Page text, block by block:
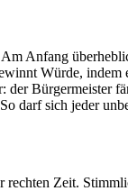
Anfang
Würde, indem
der Bürgermeister
darf sich jeder
Zeit.